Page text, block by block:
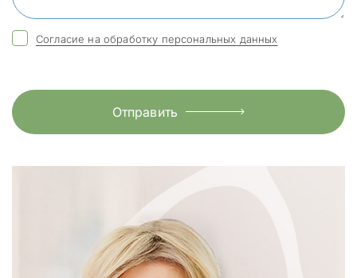
Согласие на обработку персональных данных
Отправить